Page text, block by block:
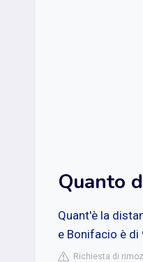
Quanto
Quant'è la
e Bonifacio è
Richiesta di